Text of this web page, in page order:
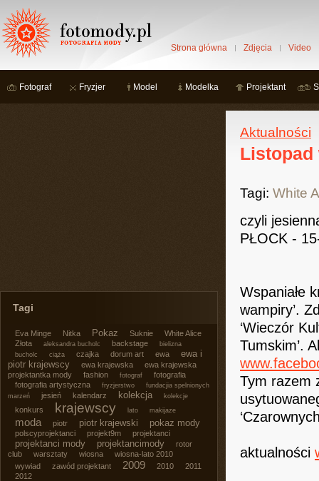
Strona główna Zdjęcia Video
Fotograf Fryzjer Model Modelka Projektant
Aktualności
Listopad
Tagi: White
czyli
PŁOCK -
Wspaniałe
wampiry’.
‘Wieczór
Tumskim’.
Tym razem
aktualności
Tagi
Eva Minge Nitka Pokaz Suknie
White Alice
Złota
aleksandra bucholc backstage
bielizna
bucholc
ciąża czajka dorum art ewa
ewa i
piotr krajewscy
ewa krajewska
ewa krajewska
projektantka mody
fashion fotograf
fotografia
fotografia artystyczna
fryzjerstwo
fundacjia spelnionych
marzeń
jesień kalendarz kolekcja kolekcje
konkurs krajewscy lato makijaze
moda piotr piotr krajewski pokaz mody
polscyprojektanci projekt9m projektanci
projektanci mody projektancimody
rotor
club
warsztaty wiosna
wiosna-lato 2010
wywiad
zawód projektant 2009 2010
2011
2012